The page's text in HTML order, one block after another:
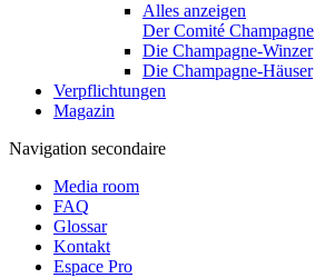
Alles anzeigen
Der Comité Champagne
Die Champagne-Winzer
Die Champagne-Häuser
Verpflichtungen
Magazin
Navigation secondaire
Media room
FAQ
Glossar
Kontakt
Espace Pro